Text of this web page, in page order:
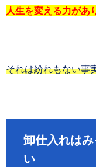
人生を変える力があ
それは紛れもない事
卸仕入れは
い